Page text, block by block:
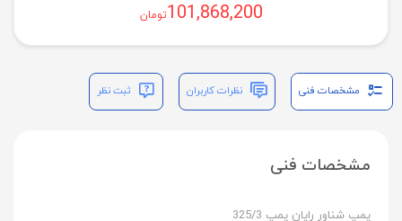
101,868,200تومان
مشخصات فنی نظرات کاربران ثبت نظر
مشخصات فنی
پمپ شناور رایان پمپ 325/3